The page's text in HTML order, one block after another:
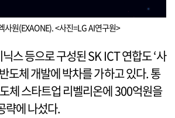
사원(EXAONE). <사진=LG AI연구원>
스 등으로 구성된 SK ICT 연합도 ‘사
도체 개발에 박차를 가하고 있다. 통
체 스타트업 리벨리온에 300억원을
략에 나섰다.